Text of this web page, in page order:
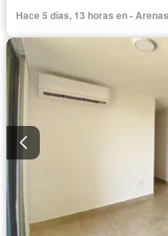
Vista panorámica
Hace 5 días, 13 horas en -